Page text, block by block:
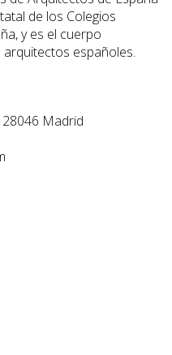
de los Colegios
y es el cuerpo
españoles.
28046 Madrid